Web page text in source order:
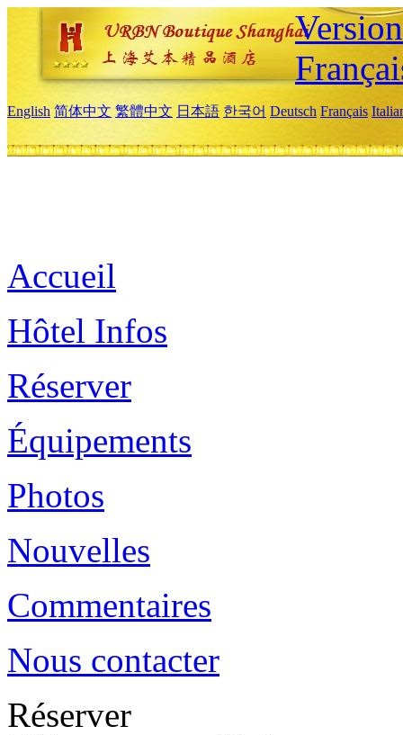
English 简体中文 繁體中文 日本語 한국어 Deutsch Français
Accueil
Hôtel Infos
Réserver
Équipements
Photos
Nouvelles
Commentaires
Nous contacter
Réserver